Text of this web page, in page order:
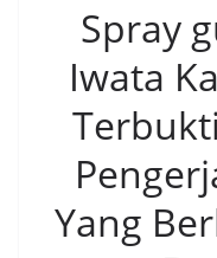
Spray
Iwata
Yang